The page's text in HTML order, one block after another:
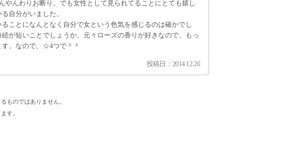
やんわりお断り。でも女性として見られてることにとても嬉し
自分がいました。
ことになんとなく自分で女という色気を感じるのは確かでし
が短いことでしょうか。元々ローズの香りが好きなので、もっ
。なので、☆4つで＾＾
投稿日：2014.12.20
ものではありません。
す。